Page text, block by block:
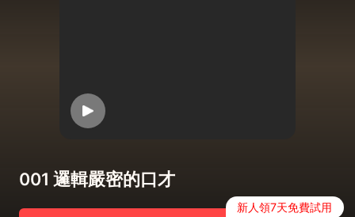
001 邏輯嚴密的口才
新人領7天免費試用